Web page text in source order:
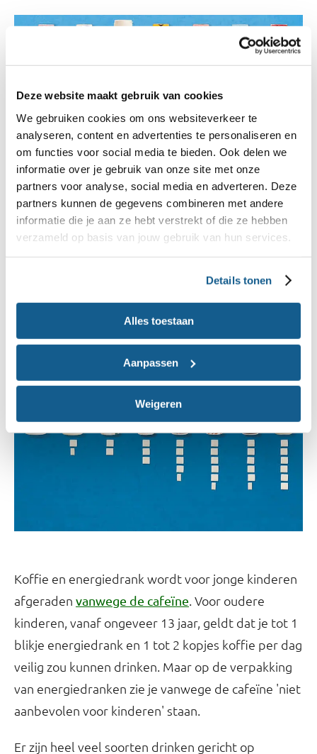
Deze website maakt gebruik van cookies
We gebruiken cookies om ons websiteverkeer te
analyseren, content en advertenties te personaliseren en
om functies voor social media te bieden. Ook delen we
informatie over je gebruik van onze site met onze
partners voor analyse, social media en adverteren. Deze
partners kunnen de gegevens combineren met andere
informatie die je aan ze hebt verstrekt of die ze hebben
verzameld op basis van jouw gebruik van hun services.
Details tonen
Alles toestaan
Aanpassen
Weigeren
Kant-en-klare ijskoffies bevatten vaak veel suiker.
Wil je ijskoffie drinken?Je kunt het ook zelf maken
met koffie, halfvolle melk en ijsblokjes. Zonder
suiker natuurlijk!
Koffie en energiedrank wordt voor jonge kinderen
afgeraden vanwege de cafeïne. Voor oudere
kinderen, vanaf ongeveer 13 jaar, geldt dat je tot 1
blikje energiedrank en 1 tot 2 kopjes koffie per dag
veilig zou kunnen drinken. Maar op de verpakking
van energiedranken zie je vanwege de cafeïne 'niet
aanbevolen voor kinderen' staan.
Er zijn heel veel soorten drinken gericht op